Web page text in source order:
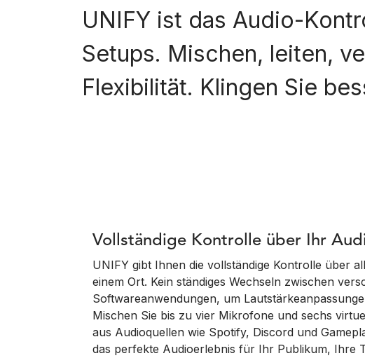
UNIFY ist das Audio-
Setups. Mischen, leiten,
Flexibilität. Klingen Sie
Vollständige Kontrolle über Ihr
UNIFY gibt Ihnen die vollständige Kontrolle über
einem Ort. Kein ständiges Wechseln zwischen
Softwareanwendungen, um
Mischen Sie bis zu vier Mikrofone und sechs
aus Audioquellen wie Spotify, Discord und
das perfekte Audioerlebnis für Ihr Publikum, Ihre